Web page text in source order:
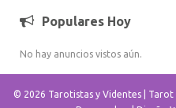
Populares Hoy
No hay anuncios vistos aún.
© 2026 Tarotistas y Videntes |